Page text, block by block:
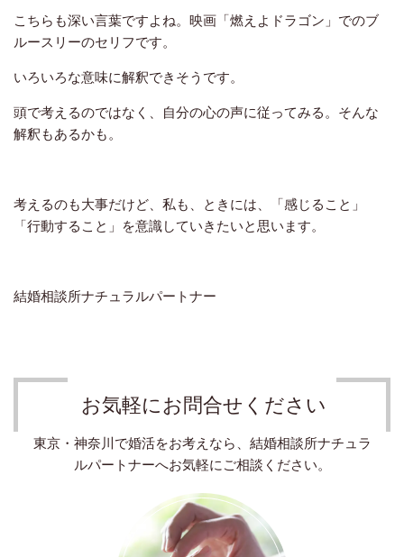
こちらも深い言葉ですよね。映画「燃えよドラゴン」でのブ
ルースリーのセリフです。
いろいろな意味に解釈できそうです。
頭で考えるのではなく、自分の心の声に従ってみる。そんな
解釈もあるかも。
考えるのも大事だけど、私も、ときには、「感じること」
「行動すること」を意識していきたいと思います。
結婚相談所ナチュラルパートナー
お気軽にお問合せください
東京・神奈川で婚活をお考えなら、結婚相談所ナチュラ
ルパートナーへお気軽にご相談ください。